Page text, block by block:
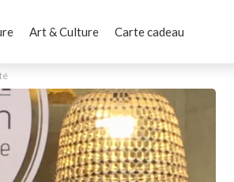
Art & Culture Carte cadeau